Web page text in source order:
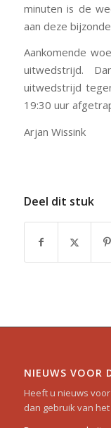
minuten is de
aan deze
Aankomende
uitwedstrijd.
uitwedstrijd
19:30 uur
Arjan Wissink
Deel dit stuk
NIEUWS VOOR
Heeft u nieuws
dan gebruik van